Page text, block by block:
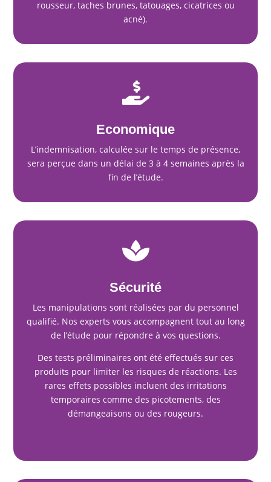
rousseur, taches brunes, tatouages, cicatrices ou
acné).

Economique
L’indemnisation, calculée sur le temps de présence,
sera perçue dans un délai de 3 à 4 semaines après la
fin de l’étude.

Sécurité
Les manipulations sont réalisées par du personnel
qualifié. Nos experts vous accompagnent tout au long
de l’étude pour répondre à vos questions.
Des tests préliminaires ont été effectués sur ces
produits pour limiter les risques de réactions. Les
rares effets possibles incluent des irritations
temporaires comme des picotements, des
démangeaisons ou des rougeurs.